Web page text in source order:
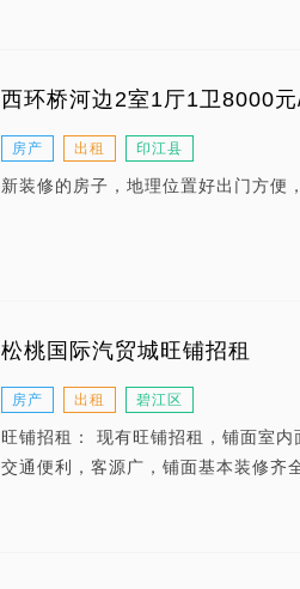
西环桥河边2室1厅1卫8000元
房产 出租 印江县
新装修的房子，地理位置好出门方便
松桃国际汽贸城旺铺招租
房产 出租 碧江区
旺铺招租： 现有旺铺招租，铺面室
交通便利，客源广，铺面基本装修齐